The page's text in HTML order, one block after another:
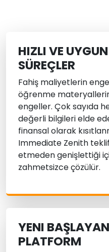
HIZLI VE
SÜREÇLER
Fahiş maliyetlerin
öğrenme
engeller. Çok sayıda
değerli bilgileri elde
finansal olarak
Immediate Zenith
etmeden genişlettiği
zahmetsizce çözülür.
YENI
PLATFORM